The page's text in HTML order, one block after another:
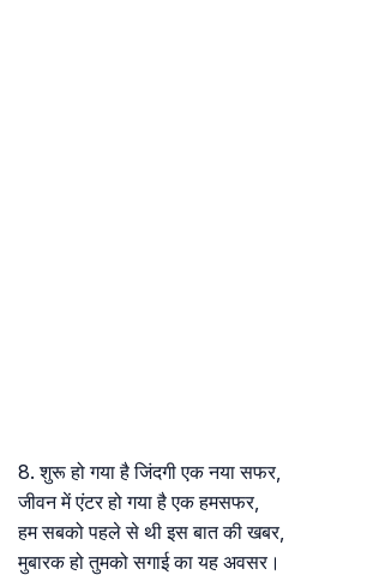
8. शुरू हो गया है जिंदगी एक नया सफर,
जीवन में एंटर हो गया है एक हमसफर,
हम सबको पहले से थी इस बात की खबर,
मुबारक हो तुमको सगाई का यह अवसर।